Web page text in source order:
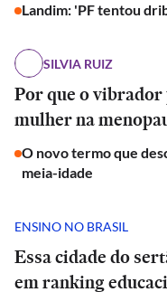
Landim: 'PF tentou
SILVIA RUIZ
Por que o
mulher na
O novo termo que
meia-idade
ENSINO NO BRASIL
Essa cidade do
em ranking